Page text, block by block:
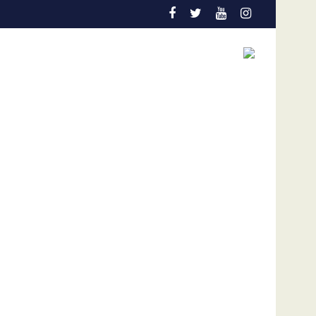
coyuntura
dólares por afectaciones a la salud mental de los niños
Vozinha genera furor en su presentación en el